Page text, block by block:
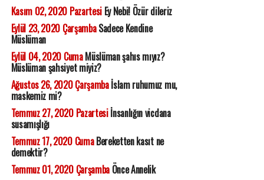
Kasım 02, 2020 PazartesiEy Nebi! Özür dileriz
Eylül 23, 2020 ÇarşambaSadece Kendine
Müslüman
Eylül 04, 2020 CumaMüslüman şahıs mıyız?
Müslüman şahsiyet miyiz?
Ağustos 26, 2020 Çarşambaİslam ruhumuz mu,
maskemiz mi?
Temmuz 27, 2020 Pazartesiİnsanlığın vicdana
susamışlığı
Temmuz 17, 2020 CumaBereketten kasıt ne
demektir?
Temmuz 01, 2020 ÇarşambaÖnce Annelik